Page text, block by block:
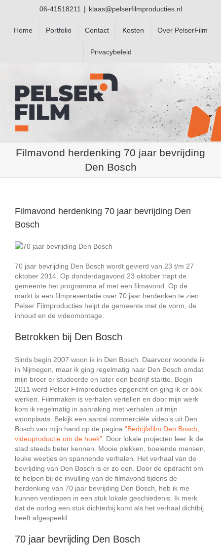
06-41518211 | klaas@pelserfilmproducties.nl
Home Portfolio Contact Kosten Over PelserFilm
Privacybeleid
Filmavond herdenking 70 jaar bevrijding
Den Bosch
Filmavond herdenking 70 jaar bevrijding Den
Bosch
70 jaar bevrijding Den Bosch wordt gevierd van 23 t/m 27
oktober 2014. Op donderdagavond 23 oktober trapt de
gemeente het programma af met een filmavond. Op de
markt is een filmpresentatie over 70 jaar herdenken te zien.
Pelser Filmproducties helpt de gemeente met de vorm, de
inhoud en de videomontage.
Betrokken bij Den Bosch
Sinds begin 2007 woon ik in Den Bosch. Daarvoor woonde ik
in Nijmegen, maar ik ging regelmatig naar Den Bosch omdat
mijn broer er studeerde en later een bedrijf startte. Begin
2011 werd Pelser Filmproducties opgericht en ging ik er óók
werken. Filmmaken is verhalen vertellen en door mijn werk
kom ik regelmatig in aanraking met verhalen uit mijn
woonplaats. Bekijk een aantal commerciële video’s uit Den
Bosch van mijn hand op de pagina “Bedrijfsfilm Den Bosch,
videoproductie om de hoek”. Door lokale projecten leer ik de
stad steeds beter kennen. Mooie plekken, boeiende mensen,
leuke weetjes en spannende verhalen. Het verhaal van de
bevrijding van Den Bosch is er zo een. Door de opdracht om
te helpen bij de invulling van de filmavond tijdens de
herdenking van 70 jaar bevrijding Den Bosch, heb ik me
kunnen verdiepen in een stuk lokale geschiedenis. Ik merk
dat de oorlog een stuk dichterbij komt als het verhaal dichtbij
heeft afgespeeld.
70 jaar bevrijding Den Bosch